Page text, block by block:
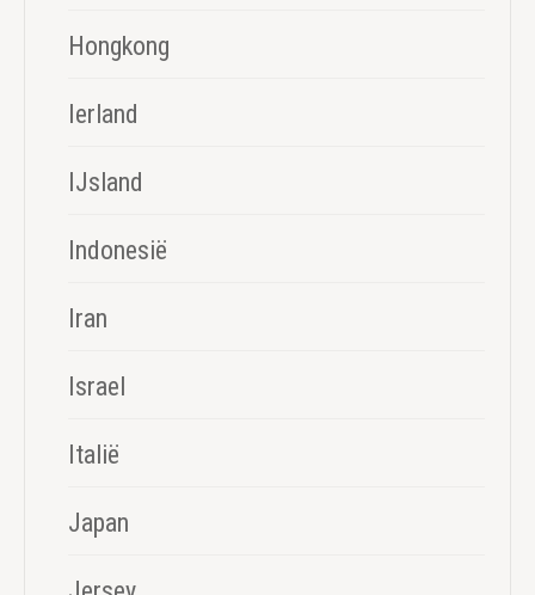
Hongkong
Ierland
IJsland
Indonesië
Iran
Israel
Italië
Japan